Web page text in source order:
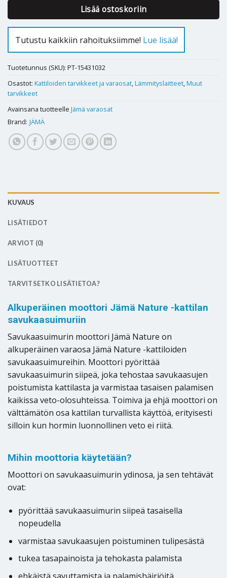
Lisää ostoskoriin
Tutustu kaikkiin rahoituksiimme! Lue lisää!
Tuotetunnus (SKU): PT-15431032
Osastot: Kattiloiden tarvikkeet ja varaosat,Lämmityslaitteet,Muut
tarvikkeet
Avainsana tuotteelle Jämä varaosat
Brand: JÄMÄ
KUVAUS
LISÄTIEDOT
ARVIOT (0)
LISÄTUOTTEET
TARVITSETKO LISÄTIETOA?
Alkuperäinen moottori Jämä Nature -kattilan
savukaasuimuriin
Savukaasuimurin moottori Jämä Nature on
alkuperäinen varaosa Jämä Nature -kattiloiden
savukaasuimureihin. Moottori pyörittää
savukaasuimurin siipeä, joka tehostaa savukaasujen
poistumista kattilasta ja varmistaa tasaisen palamisen
kaikissa veto-olosuhteissa. Toimiva ja ehjä moottori on
välttämätön osa kattilan turvallista käyttöä, erityisesti
silloin kun hormin luonnollinen veto ei riitä.
Mihin moottoria käytetään?
Moottori on savukaasuimurin ydinosa, ja sen tehtävät
ovat:
pyörittää savukaasuimurin siipeä tasaisella
nopeudella
varmistaa savukaasujen poistuminen tulipesästä
tukea tasapainoista ja tehokasta palamista